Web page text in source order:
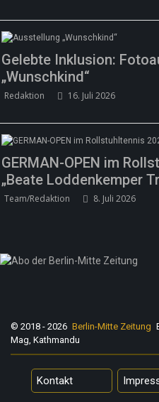
Gelebte Inklusion:
„Wunschkind“
Redaktion 16. Juli 2026
GERMAN-OPEN im
„Beate Loddenkemper
Team/Redaktion 8. Juli 2026
© 2018 - 2026 Berlin-Mitte Zeitung
Mag, Kathmandu
Kontakt